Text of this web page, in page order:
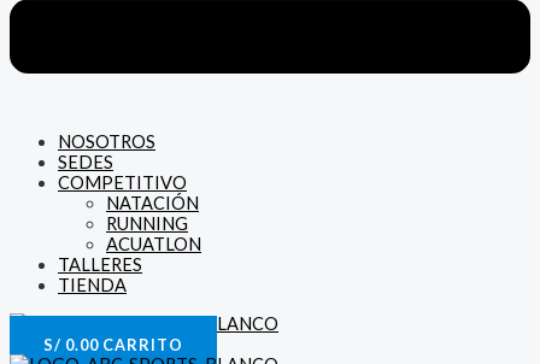
NOSOTROS
SEDES
COMPETITIVO
NATACIÓN
RUNNING
ACUATLON
TALLERES
TIENDA
S/ 0.00 CARRITO